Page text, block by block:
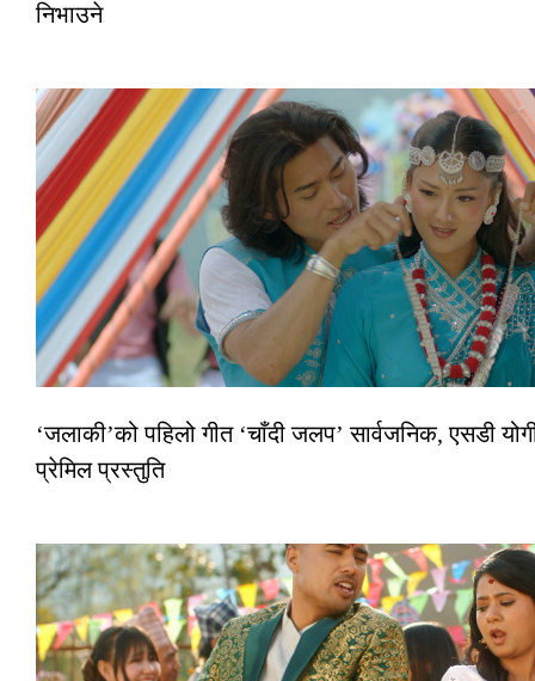
निभाउने
‘जलाकी’को पहिलो गीत ‘चाँदी जलप’ सार्वजनिक, एसडी
प्रेमिल प्रस्तुति